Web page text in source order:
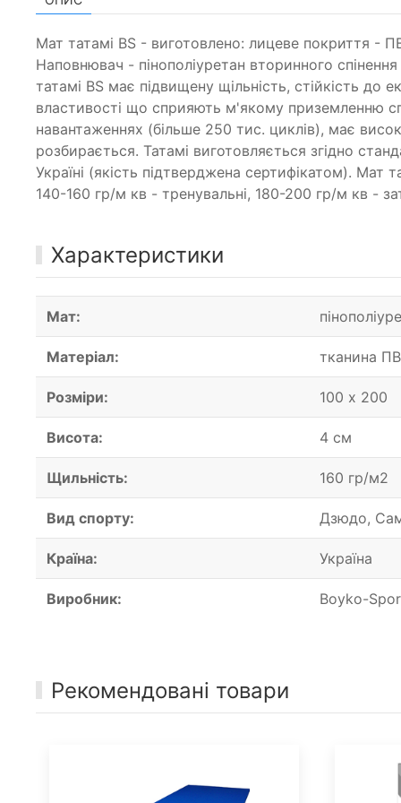
Мат татамі BS - виготовлено: лицеве покриття -
Наповнювач - пінополіуретан вторинного
татамі BS має підвищену щільність, стійкість
властивості що сприяють м'якому приземленню
навантаженнях (більше 250 тис. циклів), має
розбирається. Татамі виготовляється згідно
Україні (якість підтверджена сертифікатом).
140-160 гр/м кв - тренувальні, 180-200 гр/м кв -
Характеристики
Мат:
Матеріал: тканина
Розміри: 100 х 200
Висота: 4 см
Щильність: 160 гр/м2
Вид спорту: Дзюдо,
Країна: Україна
Виробник: Boyko-
Рекомендовані товари